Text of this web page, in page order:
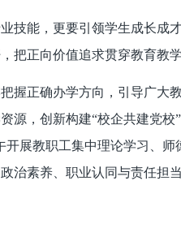
技能，更要引领学生成长成
把正向价值追求贯穿教育教学
握正确办学方向，引导广大
源，创新构建“校企共建党校
展教职工集中理论学习、师
治素养、职业认同与责任担